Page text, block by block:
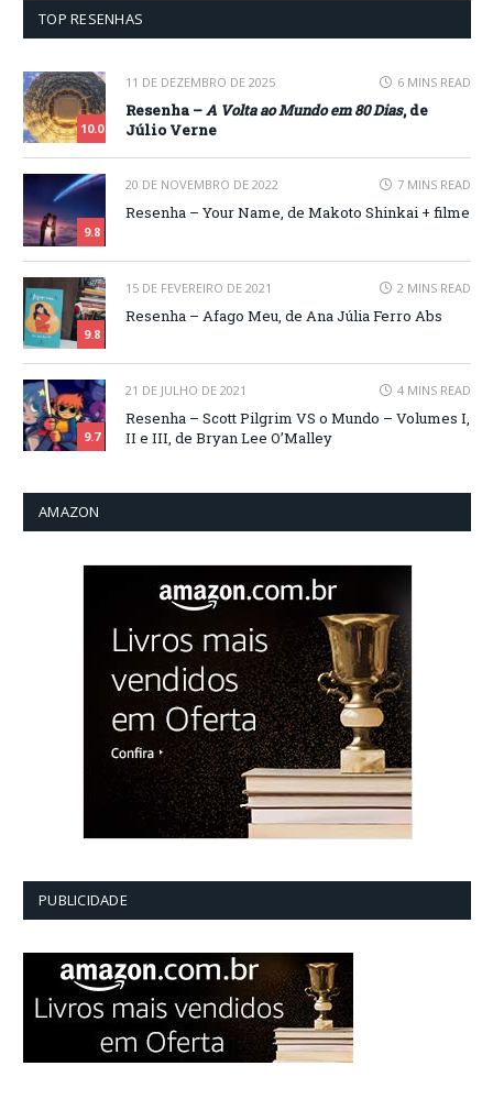
TOP RESENHAS
10.0
11 DE DEZEMBRO DE 2025 6 MINS READ
Resenha –A Volta ao Mundo em 80 Dias, de
Júlio Verne
9.8
20 DE NOVEMBRO DE 2022 7 MINS READ
Resenha – Your Name, de Makoto Shinkai + filme
9.8
15 DE FEVEREIRO DE 2021 2 MINS READ
Resenha – Afago Meu, de Ana Júlia Ferro Abs
9.7
21 DE JULHO DE 2021 4 MINS READ
Resenha – Scott Pilgrim VS o Mundo – Volumes I,
II e III, de Bryan Lee O’Malley
AMAZON
PUBLICIDADE